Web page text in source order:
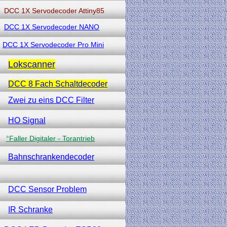
DCC 1X Servodecoder Attiny85
DCC 1X Servodecoder NANO
DCC 1X Servodecoder Pro Mini
Lokscanner
DCC 8 Fach Schaltdecoder
Zwei zu eins DCC Filter
HO Signal
°Faller Digitaler - Torantrieb
Bahnschrankendecoder
DCC Sensor Problem
IR Schranke